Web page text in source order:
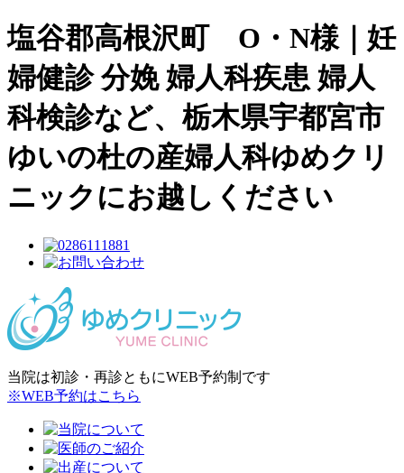
塩谷郡高根沢町 O・N様｜妊
婦健診 分娩 婦人科疾患 婦人
科検診など、栃木県宇都宮市
ゆいの杜の産婦人科ゆめクリ
ニックにお越しください
当院は初診・再診ともにWEB予約制です
※WEB予約はこちら